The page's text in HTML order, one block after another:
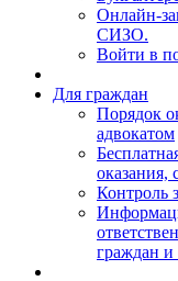
Онлайн-
СИЗО.
Войти в
Для граждан
Порядок
адвокатом
оказания,
Контроль
граждан и